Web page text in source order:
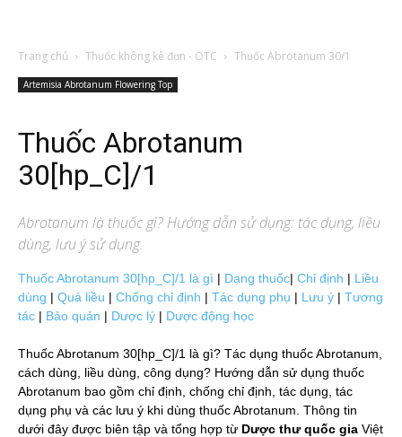
Trang chủ Thuốc không kê đơn - OTC Thuốc Abrotanum 30/1
Artemisia Abrotanum Flowering Top
Thuốc Abrotanum
30[hp_C]/1
Abrotanum là thuốc gì? Hướng dẫn sử dụng: tác dụng, liều
dùng, lưu ý sử dụng.
Thuốc Abrotanum 30[hp_C]/1 là gì | Dạng thuốc| Chỉ định | Liều
dùng | Quá liều | Chống chỉ định | Tác dụng phụ | Lưu ý | Tương
tác | Bảo quản | Dược lý | Dược động học
Thuốc Abrotanum 30[hp_C]/1 là gì? Tác dụng thuốc Abrotanum,
cách dùng, liều dùng, công dụng? Hướng dẫn sử dụng thuốc
Abrotanum bao gồm chỉ định, chống chỉ định, tác dụng, tác
dụng phụ và các lưu ý khi dùng thuốc Abrotanum. Thông tin
dưới đây được biên tập và tổng hợp từ Dược thư quốc gia Việt